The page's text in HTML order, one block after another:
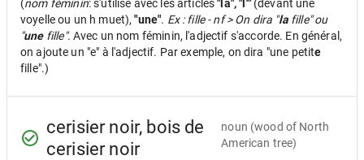
(nom féminin: s'utilise avec les articles"la", "l'" (devant une
voyelle ou un h muet),"une". Ex : fille - nf > On dira "lafille" ou
"unefille". Avec un nom féminin, l'adjectif s'accorde. En général,
on ajoute un "e" à l'adjectif. Par exemple, on dira "une petite
fille".)
cerisier noir, bois de
cerisier noir
noun (wood of North
American tree)